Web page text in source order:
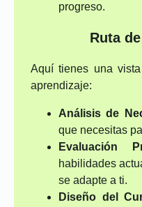
progreso.
Ruta
Aquí tienes una
aprendizaje:
Análisis de
que necesitas
Evaluación
habilidades
se adapte a ti.
Diseño del